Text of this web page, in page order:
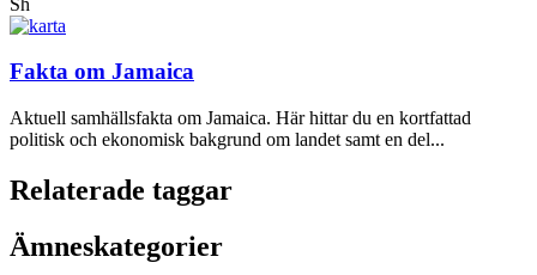
Fakta om Jamaica
Aktuell samhällsfakta om Jamaica. Här hittar du en kortfattad
politisk och ekonomisk bakgrund om landet samt en del...
Relaterade taggar
Ämneskategorier